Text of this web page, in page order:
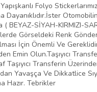
Folyo
Dayanıklıdır.İster
( BEYAZ-SİYAH-KIRMIZI-
Görseldeki Renk
İçin Önemli Ve
Emin Olun.Taşıyıcı
Taşıyıcı Transferin
Yavaşça Ve Dikkatlice
Hazır. Tebrikler